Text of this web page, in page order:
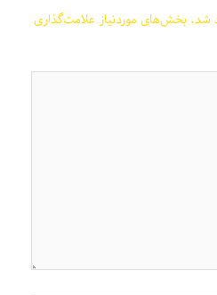
شد. بخش‌های موردنیاز علامت‌گذاری